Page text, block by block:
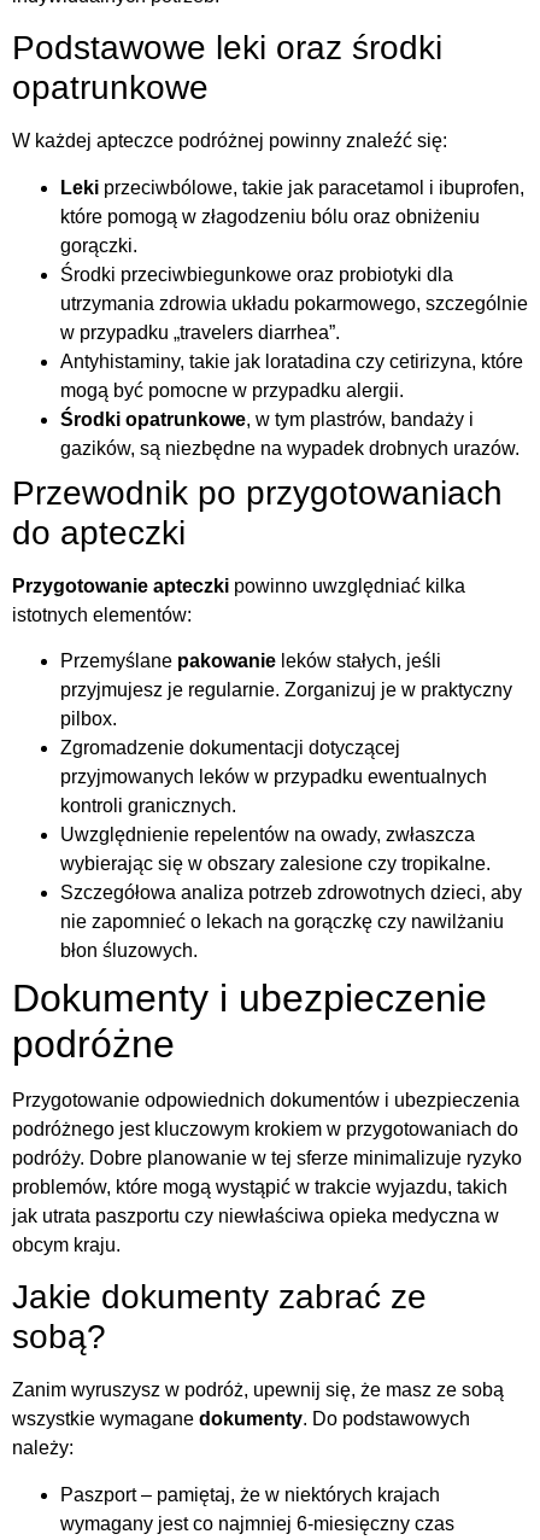
Podstawowe leki oraz środki
opatrunkowe
W każdej apteczce podróżnej powinny znaleźć się:
Leki przeciwbólowe, takie jak paracetamol i ibuprofen,
które pomogą w złagodzeniu bólu oraz obniżeniu
gorączki.
Środki przeciwbiegunkowe oraz probiotyki dla
utrzymania zdrowia układu pokarmowego, szczególnie
w przypadku „travelers diarrhea”.
Antyhistaminy, takie jak loratadina czy cetirizyna, które
mogą być pomocne w przypadku alergii.
Środki opatrunkowe, w tym plastrów, bandaży i
gazików, są niezbędne na wypadek drobnych urazów.
Przewodnik po przygotowaniach
do apteczki
Przygotowanie apteczki powinno uwzględniać kilka
istotnych elementów:
Przemyślane pakowanie leków stałych, jeśli
przyjmujesz je regularnie. Zorganizuj je w praktyczny
pilbox.
Zgromadzenie dokumentacji dotyczącej
przyjmowanych leków w przypadku ewentualnych
kontroli granicznych.
Uwzględnienie repelentów na owady, zwłaszcza
wybierając się w obszary zalesione czy tropikalne.
Szczegółowa analiza potrzeb zdrowotnych dzieci, aby
nie zapomnieć o lekach na gorączkę czy nawilżaniu
błon śluzowych.
Dokumenty i ubezpieczenie
podróżne
Przygotowanie odpowiednich dokumentów i ubezpieczenia
podróżnego jest kluczowym krokiem w przygotowaniach do
podróży. Dobre planowanie w tej sferze minimalizuje ryzyko
problemów, które mogą wystąpić w trakcie wyjazdu, takich
jak utrata paszportu czy niewłaściwa opieka medyczna w
obcym kraju.
Jakie dokumenty zabrać ze
sobą?
Zanim wyruszysz w podróż, upewnij się, że masz ze sobą
wszystkie wymagane dokumenty. Do podstawowych
należy:
Paszport – pamiętaj, że w niektórych krajach
wymagany jest co najmniej 6-miesięczny czas